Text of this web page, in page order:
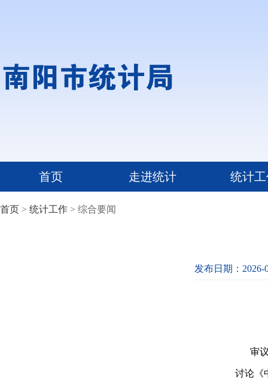
首页 走进统计 统计
首页 > 统计工作 > 综合要闻
发布日期：2026-
审
讨论《